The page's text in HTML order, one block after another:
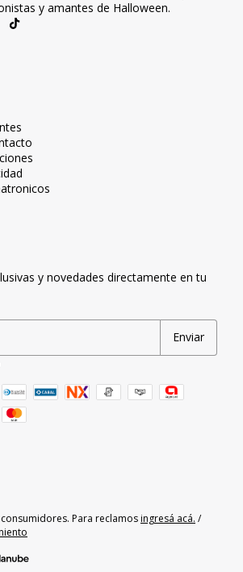
y amantes de Halloween.
y novedades directamente en tu
Para reclamosingresá acá. /